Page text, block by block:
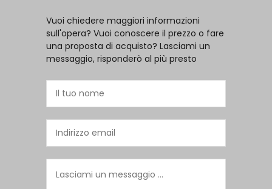
Vuoi chiedere maggiori informazioni
sull'opera? Vuoi conoscere il prezzo o fare
una proposta di acquisto? Lasciami un
messaggio, risponderò al più presto